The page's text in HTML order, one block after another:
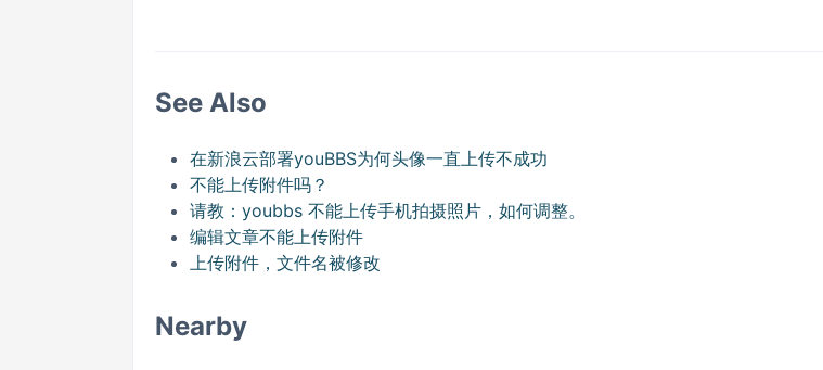
See Also
在新浪云部署youBBS为何头像一直上传不成功
不能上传附件吗？
请教：youbbs 不能上传手机拍摄照片，如何调整。
编辑文章不能上传附件
上传附件，文件名被修改
Nearby